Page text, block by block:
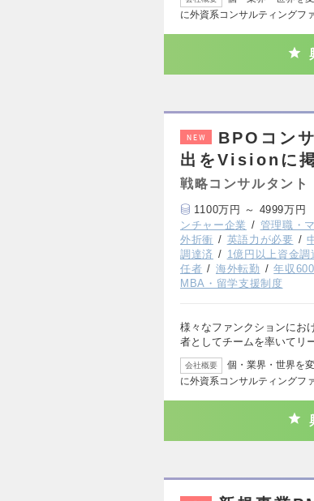
に外資系コンサルティングフ
NEW
BPOコン
出をVisionに
戦略コンサルタント
1100万円 ～ 4999万円
ンチャー企業
管理職・
外折衝
英語力が必要
調達済
1億円以上資金調
任者
海外転勤 年収
MBA・留学支援制度
様々なファンクションにお
者としてチームを率いてリ
会社概要
個・業界・世界を
に外資系コンサルティングフ